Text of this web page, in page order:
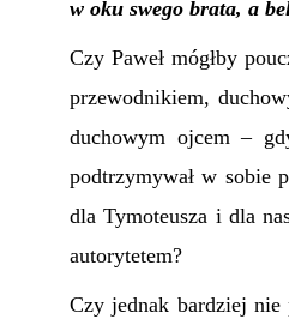
w oku swego brata, a
Czy Paweł mógłby
przewodnikiem,
duchowym ojcem –
podtrzymywał w sobie
dla Tymoteusza i dla
autorytetem?
Czy jednak bardziej nie